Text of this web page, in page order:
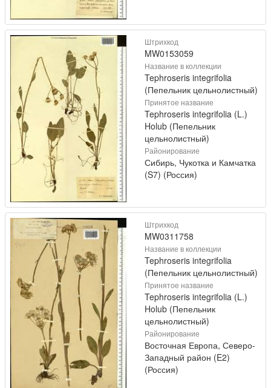
Штрихкод
MW0153059
Название в коллекции
Tephroseris integrifolia
(Пепельник цельнолистный)
Принятое название
Tephroseris integrifolia (L.)
Holub (Пепельник
цельнолистный)
Районирование
Сибирь, Чукотка и Камчатка
(S7) (Россия)
Штрихкод
MW0311758
Название в коллекции
Tephroseris integrifolia
(Пепельник цельнолистный)
Принятое название
Tephroseris integrifolia (L.)
Holub (Пепельник
цельнолистный)
Районирование
Восточная Европа, Северо-
Западный район (E2)
(Россия)